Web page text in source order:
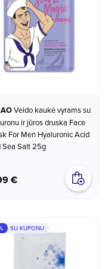
ir jūros druska Face
For Men Hyaluronic Acid
Sea Salt 25g
€
SU KUPONU